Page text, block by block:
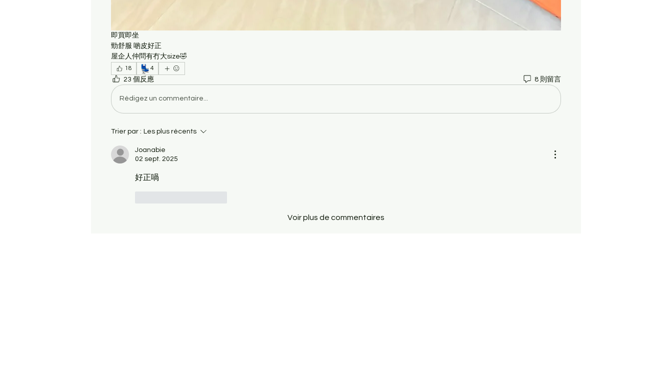
即買即坐
勁舒服 啲皮好正
屋企人仲問有冇大size🤣
18 💺 4
23 個反應 8 則留言
Rédigez un commentaire...
Trier par : Les plus récents
Joanabie
02 sept. 2025
好正喎
Voir plus de commentaires